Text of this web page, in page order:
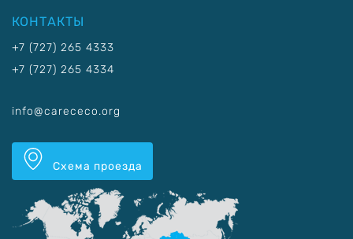
КОНТАКТЫ
+7 (727) 265 4333
+7 (727) 265 4334
info@carececo.org
Схема проезда